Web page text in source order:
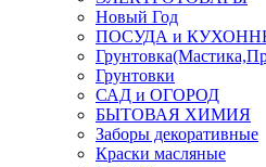
Новый Год
ПОСУДА и
Грунтовки
САД и ОГОРОД
БЫТОВАЯ ХИМИЯ
Заборы декоративные
Краски масляные